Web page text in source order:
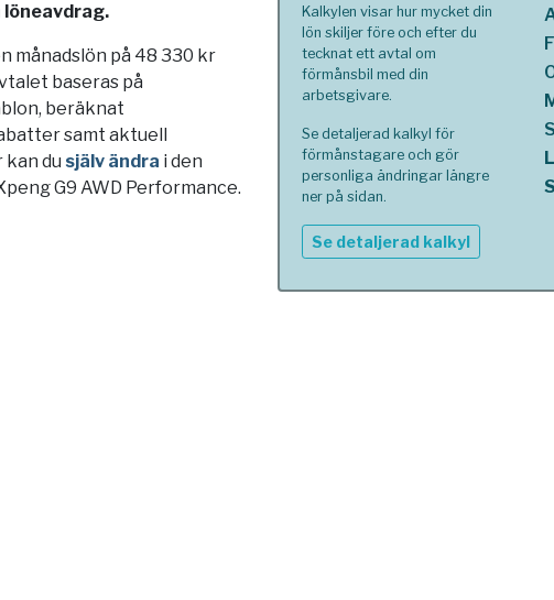
månadslön på 48 330 kr
baseras på
beräknat
samt aktuell
kan du själv ändra i den
G9 AWD Performance.
Kalkylen visar hur mycket din
lön skiljer före och efter du
tecknat ett avtal om
förmånsbil med din
arbetsgivare.
Se detaljerad kalkyl för
förmånstagare och gör
personliga ändringar längre
ner på sidan.
Se detaljerad kalkyl